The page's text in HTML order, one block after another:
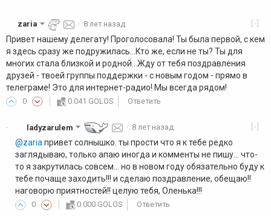
[-]
zaria · 8 лет назад
Привет нашему делегату! Проголосовала! Ты была первой, с кем
я здесь сразу же подружилась...Кто же, если не ты? Ты для
многих стала близкой и родной...Жду от тебя поздравления
друзей - твоей группы поддержки - с новым годом - прямо в
телеграме! Это для интернет-радио! Мы всегда рядом!
0 0.041 GOLOS Ответить
· [-]
ladyzarulem · 8 лет назад
@zaria привет солнышко. ты прости что я к тебе редко
заглядываю, только апаю иногда и комменты не пишу... что-
то я закрутилась совсем... но в новом году обязательно буду к
тебе почаще заходить!!! и сделаю поздравление, обещаю!!
наговорю приятностей!! целую тебя, Оленька!!!
0 0.000 GOLOS Ответить